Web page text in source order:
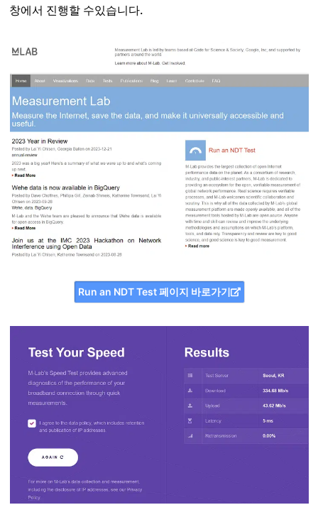
창에서 진행할 수있습니다.
Run an NDT Test 페이지 바로가기